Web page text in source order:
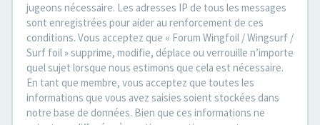
jugeons nécessaire. Les adresses IP de tous les messages
sont enregistrées pour aider au renforcement de ces
conditions. Vous acceptez que « Forum Wingfoil / Wingsurf /
Surf foil » supprime, modifie, déplace ou verrouille n’importe
quel sujet lorsque nous estimons que cela est nécessaire.
En tant que membre, vous acceptez que toutes les
informations que vous avez saisies soient stockées dans
notre base de données. Bien que ces informations ne